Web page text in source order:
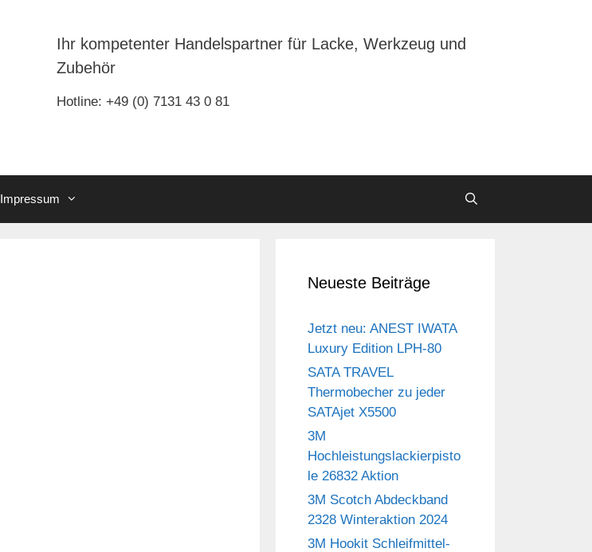
Ihr kompetenter Handelspartner für Lacke, Werkzeug und
Zubehör
Hotline: +49 (0) 7131 43 0 81
Impressum
Neueste Beiträge
Jetzt neu: ANEST IWATA
Luxury Edition LPH-80
SATA TRAVEL
Thermobecher zu jeder
SATAjet X5500
3M
Hochleistungslackierpisto
le 26832 Aktion
3M Scotch Abdeckband
2328 Winteraktion 2024
3M Hookit Schleifmittel-